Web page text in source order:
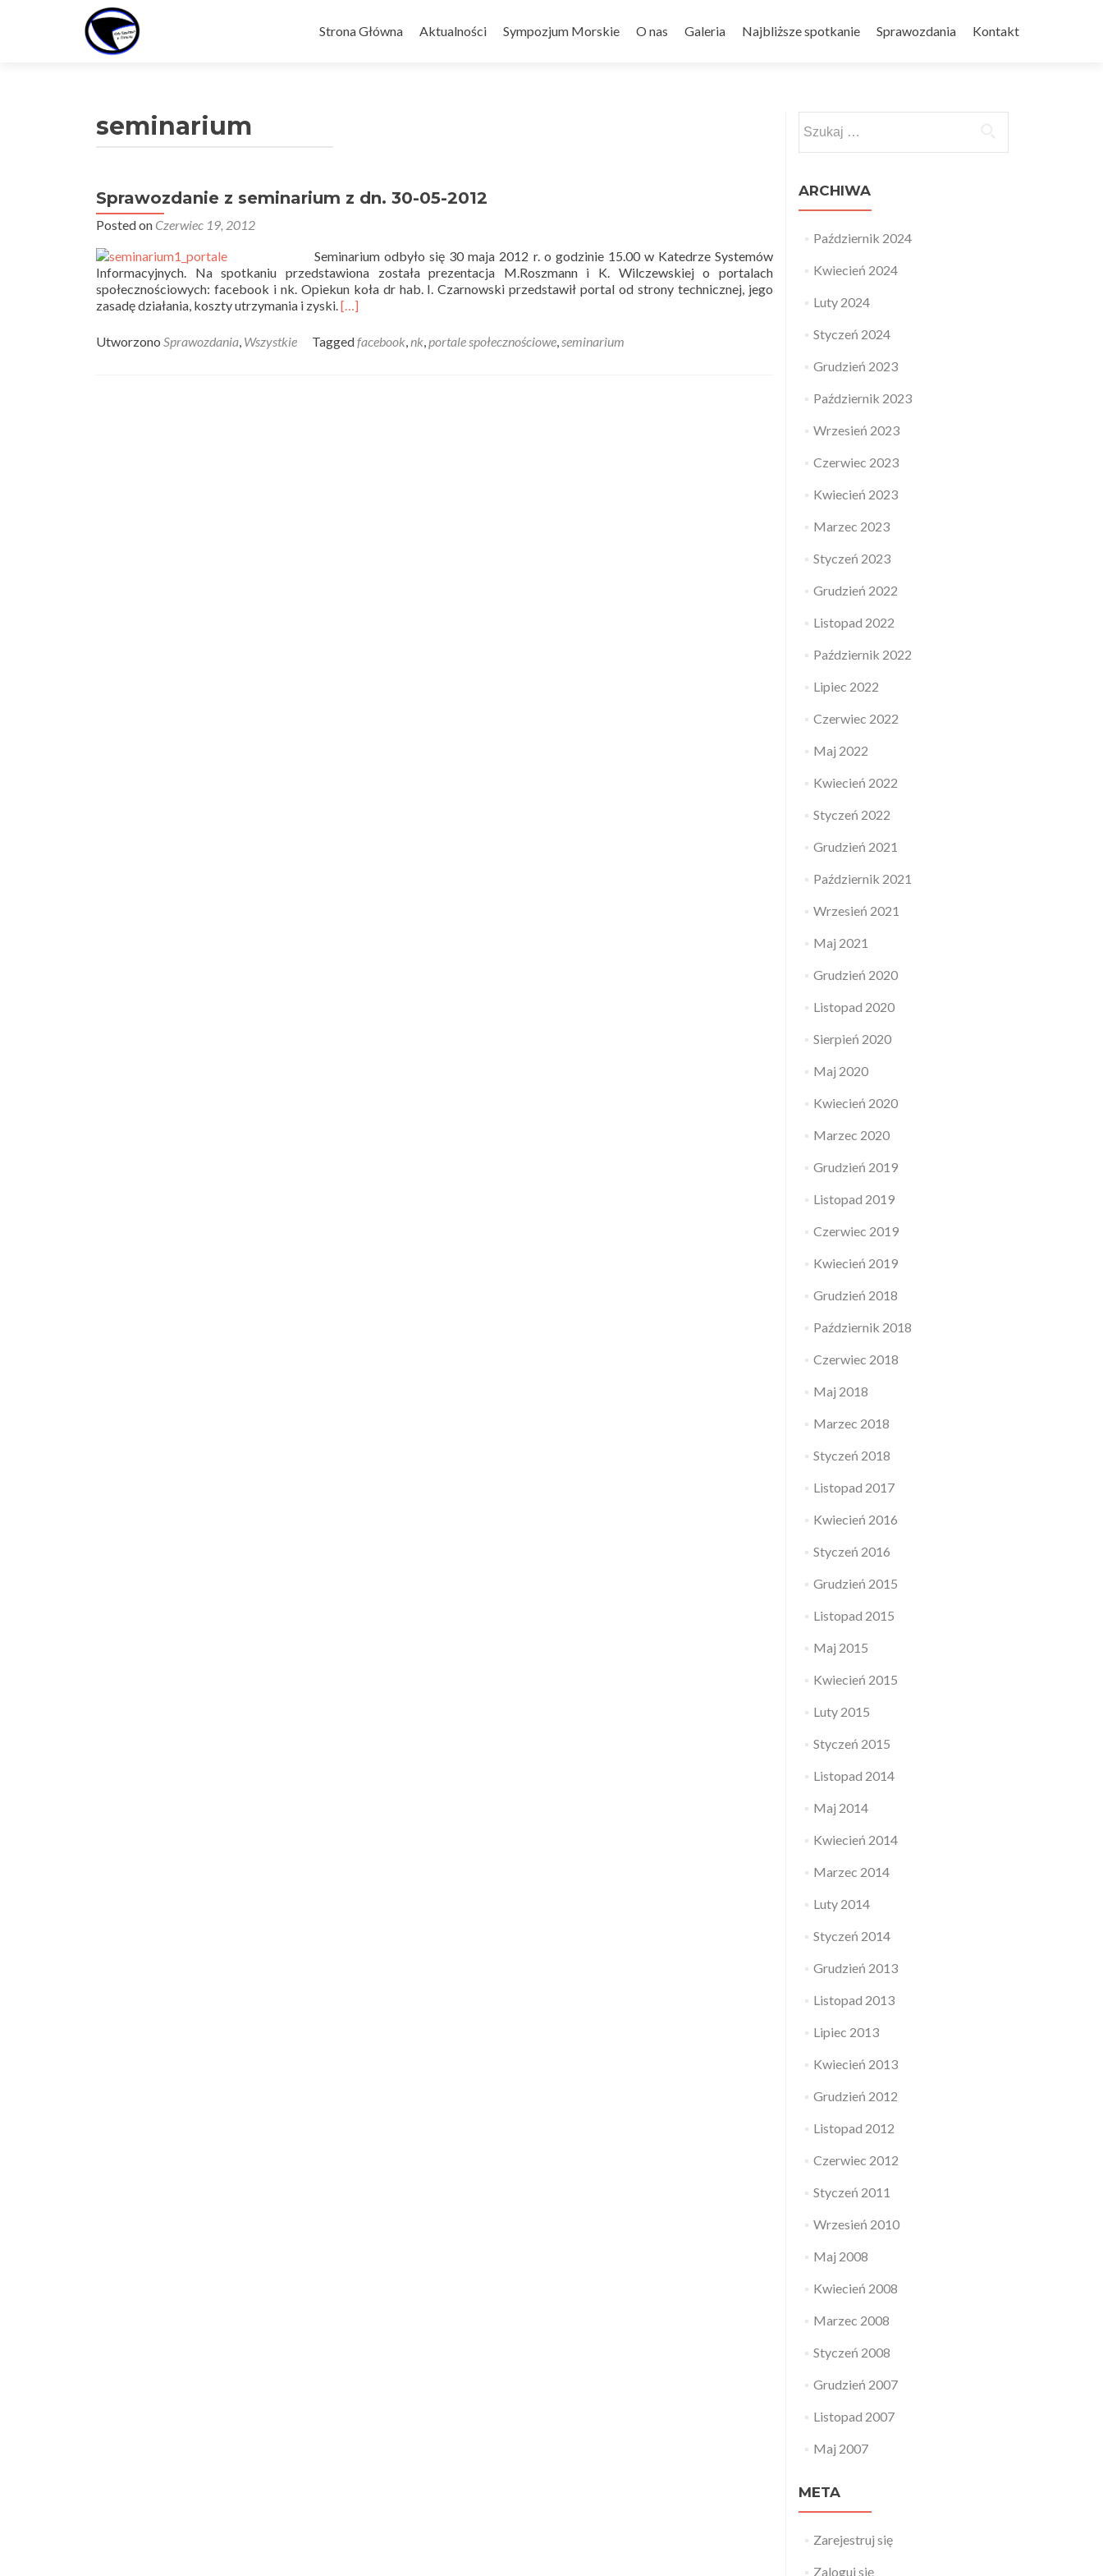
to
Strona Główna Aktualności Sympozjum Morskie O nas Galeria Najbliższe spotkanie Sprawozdania Kontakt
seminarium
Sprawozdanie z seminarium z dn. 30-05-2012
Posted on Czerwiec 19, 2012
Seminarium odbyło się 30 maja 2012 r. o godzinie 15.00 w Katedrze Systemów
Informacyjnych. Na spotkaniu przedstawiona została prezentacja M.Roszmann i K. Wilczewskiej o portalach
społecznościowych: facebook i nk. Opiekun koła dr hab. I. Czarnowski przedstawił portal od strony technicznej, jego
zasadę działania, koszty utrzymania i zyski.[…]
Utworzono Sprawozdania, Wszystkie Taggedfacebook,nk,portale społecznościowe,seminarium
ARCHIWA
Październik 2024
Kwiecień 2024
Luty 2024
Styczeń 2024
Grudzień 2023
Październik 2023
Wrzesień 2023
Czerwiec 2023
Kwiecień 2023
Marzec 2023
Styczeń 2023
Grudzień 2022
Listopad 2022
Październik 2022
Lipiec 2022
Czerwiec 2022
Maj 2022
Kwiecień 2022
Styczeń 2022
Grudzień 2021
Październik 2021
Wrzesień 2021
Maj 2021
Grudzień 2020
Listopad 2020
Sierpień 2020
Maj 2020
Kwiecień 2020
Marzec 2020
Grudzień 2019
Listopad 2019
Czerwiec 2019
Kwiecień 2019
Grudzień 2018
Październik 2018
Czerwiec 2018
Maj 2018
Marzec 2018
Styczeń 2018
Listopad 2017
Kwiecień 2016
Styczeń 2016
Grudzień 2015
Listopad 2015
Maj 2015
Kwiecień 2015
Luty 2015
Styczeń 2015
Listopad 2014
Maj 2014
Kwiecień 2014
Marzec 2014
Luty 2014
Styczeń 2014
Grudzień 2013
Listopad 2013
Lipiec 2013
Kwiecień 2013
Grudzień 2012
Listopad 2012
Czerwiec 2012
Styczeń 2011
Wrzesień 2010
Maj 2008
Kwiecień 2008
Marzec 2008
Styczeń 2008
Grudzień 2007
Listopad 2007
Maj 2007
META
Zarejestruj się
Zaloguj się